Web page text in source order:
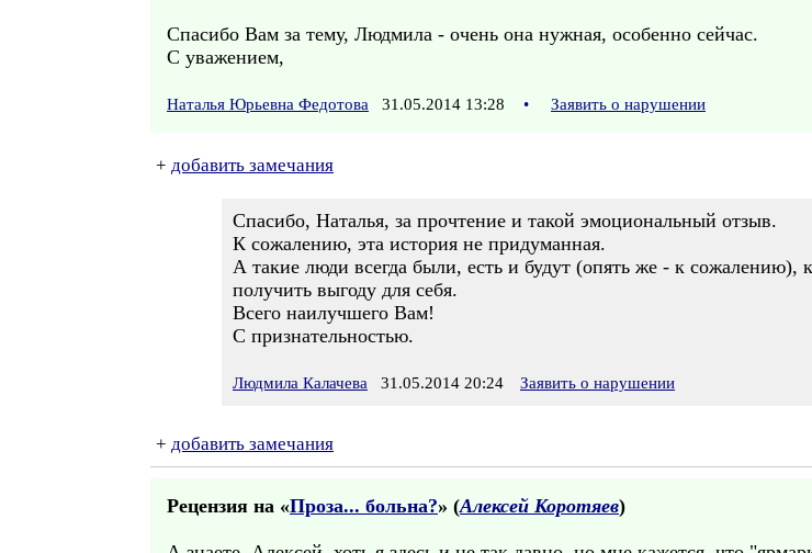
Спасибо Вам за тему, Людмила - очень она нужная, особенно сейчас.
С уважением,
Наталья Юрьевна Федотова 31.05.2014 13:28 • Заявить о нарушении
+ добавить замечания
Спасибо, Наталья, за прочтение и такой эмоциональный отзыв.
К сожалению, эта история не придуманная.
А такие люди всегда были, есть и будут (опять же - к
получить выгоду для себя.
Всего наилучшего Вам!
С признательностью.
Людмила Калачева 31.05.2014 20:24 Заявить о нарушении
+ добавить замечания
Рецензия на «Проза... больна?» (Алексей Коротяев)